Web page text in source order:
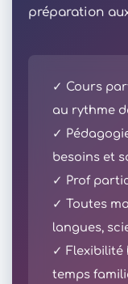
préparation
✓ Cours
au rythme
✓
besoins et
✓ Prof
✓ Toutes
langues,
✓ Flexibilité
temps